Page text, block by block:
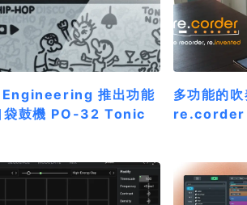
推出功能
袋鼓機 PO-32 Tonic
多功能的
re.corder